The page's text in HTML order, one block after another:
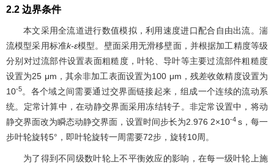
2.2 边界条件
本文采用全流道进行数值模拟，利用速度进口配合自由出流。湍
流模型采用标准k-ε模型。壁面采用无滑移壁面，并根据加工精度等级
分别对过流部件设置表面粗糙度，叶轮、导叶等主要过流部件粗糙度
设置为25 μm，其余非加工表面设置为100 μm，残差收敛精度设置为
10-5。各个域之间需要通过交界面链接起来，组成一个连续的流动系
统。定常计算中，在动静交界面采用冻结转子。非定常设置中，将动
静交界面改为瞬态动静交界面，设置时间步长为2.976 2×10-4 s，每一
步叶轮旋转5°，即叶轮旋转一周需要72步，旋转10周。
为了得到不同级数叶轮上不平衡效应的影响，在每一级叶轮上施